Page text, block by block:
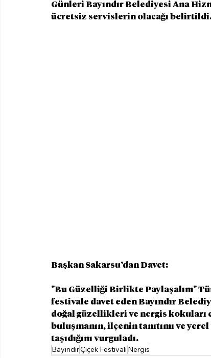
Günleri Bayındır Belediyesi Ana
ücretsiz servislerin olacağı
Başkan Sakarsu’dan Davet:
"Bu Güzelliği Birlikte Paylaşalım"
festivale davet eden Bayındır
doğal güzellikleri ve nergis
buluşmanın, ilçenin tanıtımı ve
taşıdığını vurguladı.
BayındırÇiçek Festivali Nergis